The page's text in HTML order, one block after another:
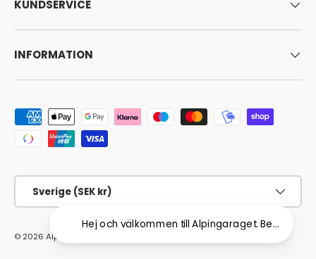
KUNDSERVICE
INFORMATION
Godkända betalningsmetoder
Land/Region
Sverige (SEK kr)
© 2026 Alpingaraget
Hej och välkommen till Alpingaraget. Behöver